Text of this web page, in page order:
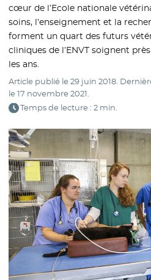
cœur de l’Ecole nationale
soins, l’enseignement et la
forment un quart des futurs
cliniques de l’ENVT soignent
les ans.
Article publié le29 juin 2018.
le17 novembre 2021.
Temps de lecture : 2 min.